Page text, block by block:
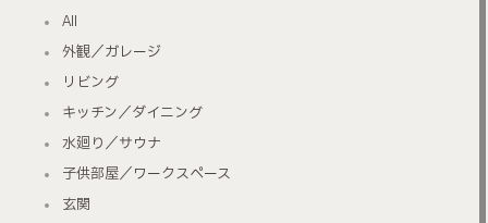
All
外観／ガレージ
リビング
キッチン／ダイニング
水廻り／サウナ
子供部屋／ワークスペース
玄関